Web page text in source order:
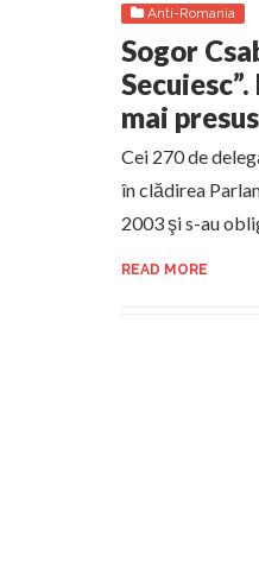
Anti-Romania
Sogor
mai
Cei 270 de
în clădirea
2003 şi s-au
READ MORE